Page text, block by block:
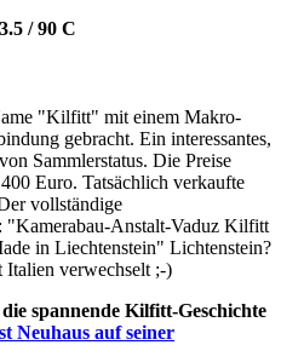
/ 90 C
"Kilfitt" mit einem Makro-
gebracht. Ein interessantes,
Sammlerstatus. Die Preise
Euro. Tatsächlich verkaufte
vollständige
"Kamerabau-Anstalt-Vaduz Kilfitt
in Liechtenstein" Lichtenstein?
verwechselt ;-)
spannende Kilfitt-Geschichte
Neuhaus auf seiner